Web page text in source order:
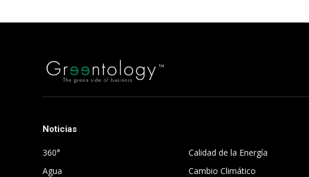
Noticias
360°
Agua
Calidad de la Energía
Cambio Climático